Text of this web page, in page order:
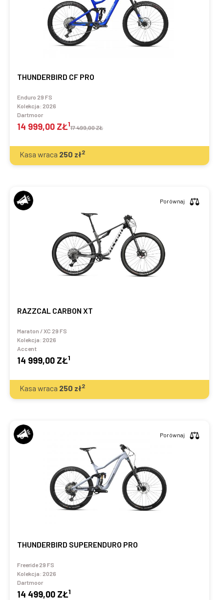
THUNDERBIRD CF PRO
Enduro 29 FS
Kolekcja: 2026
Dartmoor
14 999,00 ZŁ117 499,00 ZŁ
Kasa wraca 250 zł2
RAZZCAL CARBON XT
Maraton / XC 29 FS
Kolekcja: 2026
Accent
14 999,00 ZŁ1
Porównaj
Kasa wraca 250 zł2
THUNDERBIRD SUPERENDURO PRO
Freeride 29 FS
Kolekcja: 2026
Dartmoor
14 499,00 ZŁ1
Porównaj